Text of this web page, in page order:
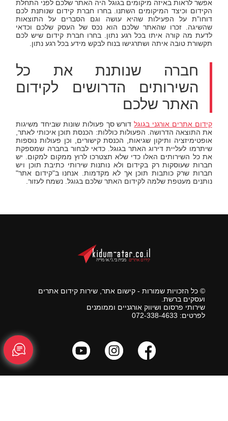
אפשר לראות באיזה מיקומים בגוגל היה האתר שלכם לפני התחלת
הקידום וכיצד המיקומים השתנו. בחרו חברת קידום שנותנת לכם
דוחו"ת על הפעילות שהיא עושה וגם הסברים על התוצאות
שהשיגה. זכרו שהאתר שלכם הוא נכס של העסק שלכם וכדאי
לדעת מה קורה איתו בכל רגע נתון. בחרו חברת קידום שיש לכם
תקשורת טובה איתה ושתרגישו בנוח לבקש מידע בכל רגע נתון.
חברה שנותנת את כל
השירותים הדרושים לקידום
האתר שלכם
קידום אתרים אורגני בגוגלדורש סך פעולות שונות שביחד משיגות
את התוצאה הדרושה. הפעולות כוללות: הכנסת תוכן איכותי לאתר,
אופטימיזציה ותיקון שגיאות, הכנסת קישורים, וכן פעולות נוספות
שיתרמו לעליית דירוג האתר בגוגל. כדאי לבחור בחברה שמספקת
את כל השירותים האלו כדי שלא תצטרכו לרוץ ממקום למקום. יש
חברות שעוסקות רק בקידום ולא נותנות שירותי כתיבת תוכן ויש
חברות שרק כותבות תוכן אך לא מקדמות. אנחנו ב"קידום אתר"
נותנים מעטפת שלמה לקידום האתר שלכם בגוגל. נשמח לעזור.
© כל הזכויות שמורות - קישום אתר, שירות קידום אתרים
ועסקים ברשת.
שירותי פרסום ושיווק אורגניים וממומנים
לפרטים: 072-338-4633